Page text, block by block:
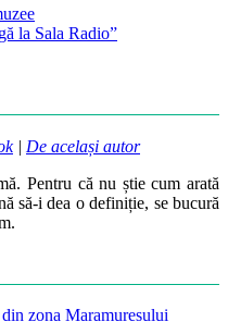
la Sala Radio”
| De același autor
Pentru că nu știe cum arată
să-i dea o definiție, se bucură